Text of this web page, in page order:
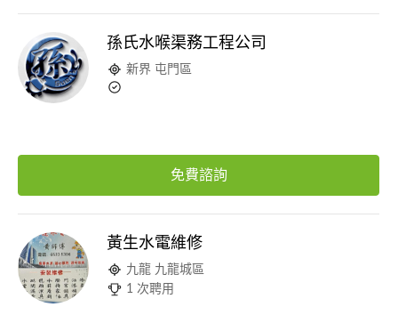
孫氏水喉渠務工程公司
新界 屯門區
免費諮詢
黃生水電維修
九龍 九龍城區
1 次聘用